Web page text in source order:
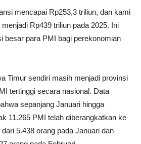
mencapai Rp253,3 triliun, dan kami
Rp439 triliun pada 2025. Ini
besar para PMI bagi perekonomian
Timur sendiri masih menjadi provinsi
tertinggi secara nasional. Data
sepanjang Januari hingga
11.265 PMI telah diberangkatkan ke
5.438 orang pada Januari dan